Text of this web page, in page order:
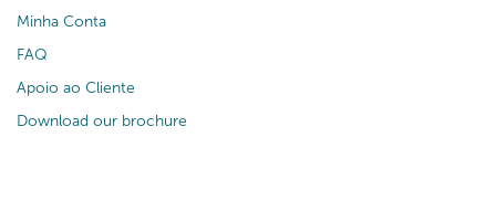
Minha Conta
FAQ
Apoio ao Cliente
Download our brochure